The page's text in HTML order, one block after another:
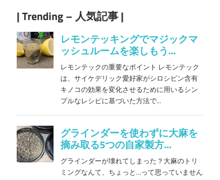
| Trending – 人気記事 |